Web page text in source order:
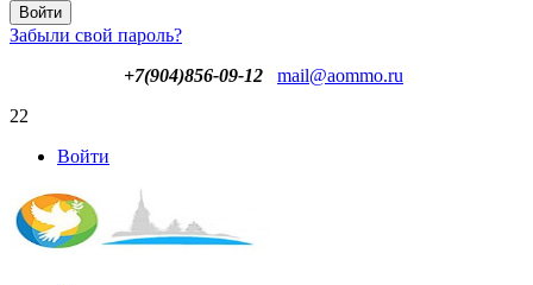
Забыли свой пароль?
+7(904)856-09-12
mail@aommo.ru
22
Войти